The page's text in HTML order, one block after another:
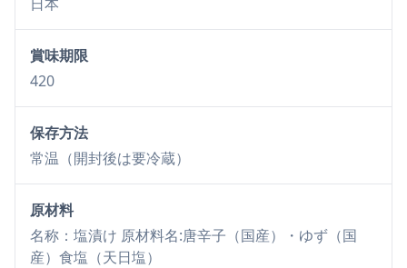
賞味期限
420
保存方法
常温（開封後は要冷蔵）
原材料
名称：塩漬け 原材料名:唐辛子（国産）・ゆず（国
産）食塩（天日塩）